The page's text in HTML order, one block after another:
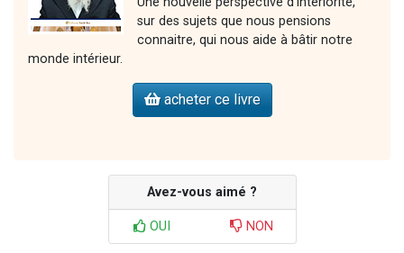
sur des sujets que nous pensions
connaitre, qui nous aide à bâtir notre
monde intérieur.
acheter ce livre
Avez-vous aimé ?
OUI NON